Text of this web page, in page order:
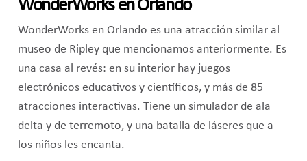
WonderWorks en Orlando
WonderWorks en Orlando es una atracción similar al
museo de Ripley que mencionamos anteriormente. Es
una casa al revés: en su interior hay juegos
electrónicos educativos y científicos, y más de 85
atracciones interactivas. Tiene un simulador de ala
delta y de terremoto, y una batalla de láseres que a
los niños les encanta.